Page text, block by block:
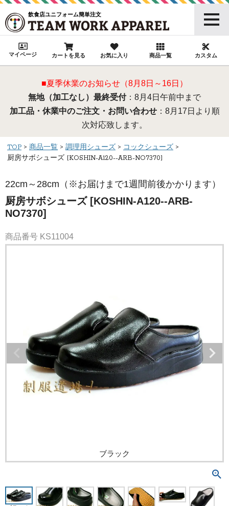
飲食店ユニフォーム簡単注文
マイページ カートを見る お気に入り 商品一覧 カスタム
■夏季休業のお知らせ（8月8日～16日）
無地（加工なし）最終受付：8月4日午前中まで
加工品・休業中のご注文・お問い合わせ：8月17日より順
次対応致します。
TOP 商品一覧 調理用シューズ
コックシューズ
厨房サボシューズ [KOSHIN-A120--ARB-NO7370]
22cm～28cm（※お届けまで1週間前後かかります）
厨房サボシューズ [KOSHIN-A120--ARB-
NO7370]
商品番号 KS11004
ブラック